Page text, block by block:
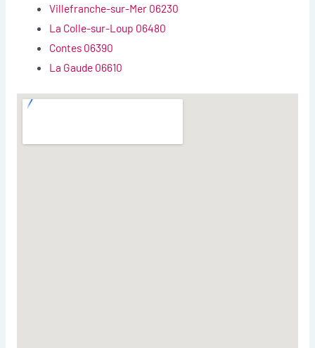
Villefranche-sur-Mer 06230
La Colle-sur-Loup 06480
Contes 06390
La Gaude 06610